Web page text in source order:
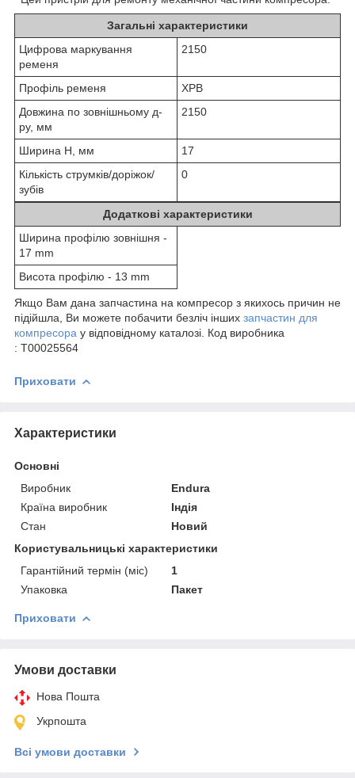
Загальні характеристики
Цифрова маркування
ременя
2150
Профіль ременя
XPB
Довжина по зовнішньому д-
ру, мм
2150
Ширина H, мм
17
Кількість струмків/доріжок/
зубів
0
Додаткові характеристики
Ширина профілю зовнішня -
17 mm
Висота профілю - 13 mm
Якщо Вам дана запчастина на компресор з якихось причин не
підійшла, Ви можете побачити безліч інших запчастин для
компресора у відповідному каталозі. Код виробника
: Т00025564
Приховати
Характеристики
Основні
Виробник
Endura
Країна виробник
Індія
Стан
Новий
Користувальницькі характеристики
Гарантійний термін (міс)
1
Упаковка
Пакет
Приховати
Умови доставки
Нова Пошта
Укрпошта
Всі умови доставки